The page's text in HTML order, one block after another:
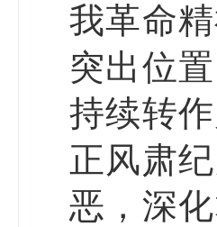
我革命
突出位
持续转
正风肃
恶，深